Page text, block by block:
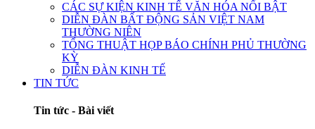
CÁC SỰ KIỆN KINH TẾ VĂN HÓA NỔI BẬT
DIỄN ĐÀN BẤT ĐỘNG SẢN VIỆT NAM
THƯỜNG NIÊN
TỔNG THUẬT HỌP BÁO CHÍNH PHỦ THƯỜNG
KỲ
DIỄN ĐÀN KINH TẾ
TIN TỨC
Tin tức - Bài viết